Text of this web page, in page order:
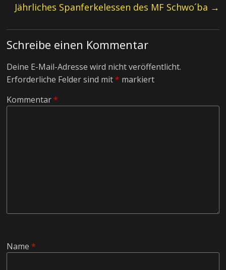
Jährliches Spanferkelessen des MF Schwo´ba →
Schreibe einen Kommentar
Deine E-Mail-Adresse wird nicht veröffentlicht.
Erforderliche Felder sind mit* markiert
Kommentar*
Name*